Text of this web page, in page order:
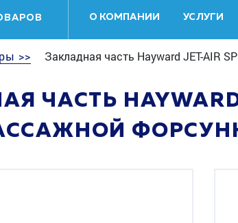
О КОМПАНИИ УСЛУГИ
>> Закладная часть Hayward JET-AIR
ЧАСТЬ